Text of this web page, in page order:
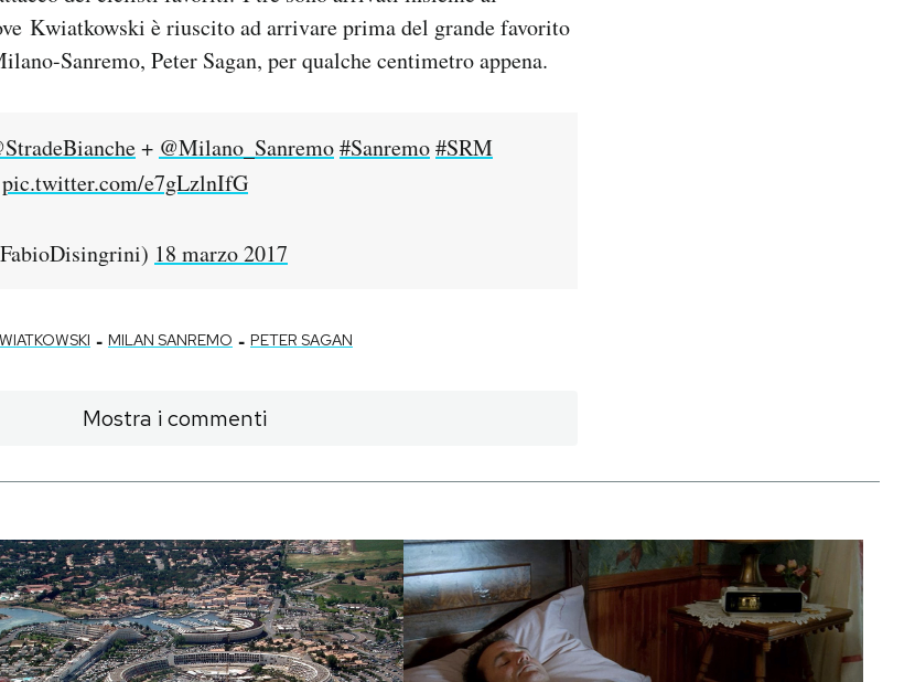
Kwiatkowski è riuscito ad arrivare prima del grande favorito
Sanremo, Peter Sagan, per qualche centimetro appena.
+ @Milano_Sanremo#Sanremo#SRM
pic.twitter.com/e7gLzlnIfG
18 marzo 2017
- MILAN SANREMO - PETER SAGAN
Mostra i commenti